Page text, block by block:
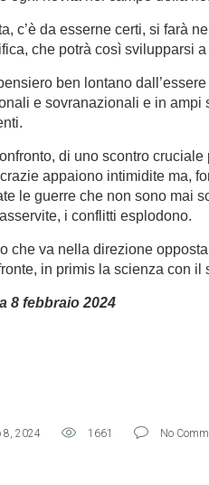
c’è da esserne certi, si farà
che potrà così svilupparsi
ben lontano
e sovranazionali e in ampi
di uno scontro
appaiono intimidite ma,
le guerre che non sono mai
i conflitti esplodono.
che va nella direzione
in primis la scienza con il
8 febbraio 2024
8, 2024 1661 No